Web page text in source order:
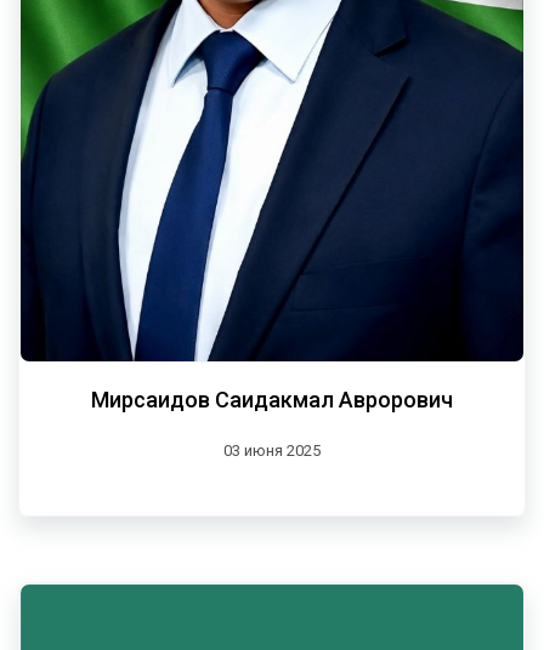
Мирсаидов Саидакмал Аврорович
03 июня 2025